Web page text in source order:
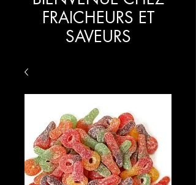
FRAICHEURS ET
SAVEURS